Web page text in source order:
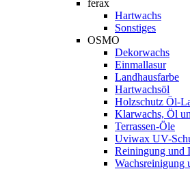
ferax
Hartwachs
Sonstiges
OSMO
Dekorwachs
Einmallasur
Landhausfarbe
Hartwachsöl
Holzschutz Öl-
Klarwachs, Öl
Terrassen-Öle
Uviwax UV-
Reiningung und
Wachsreinigung